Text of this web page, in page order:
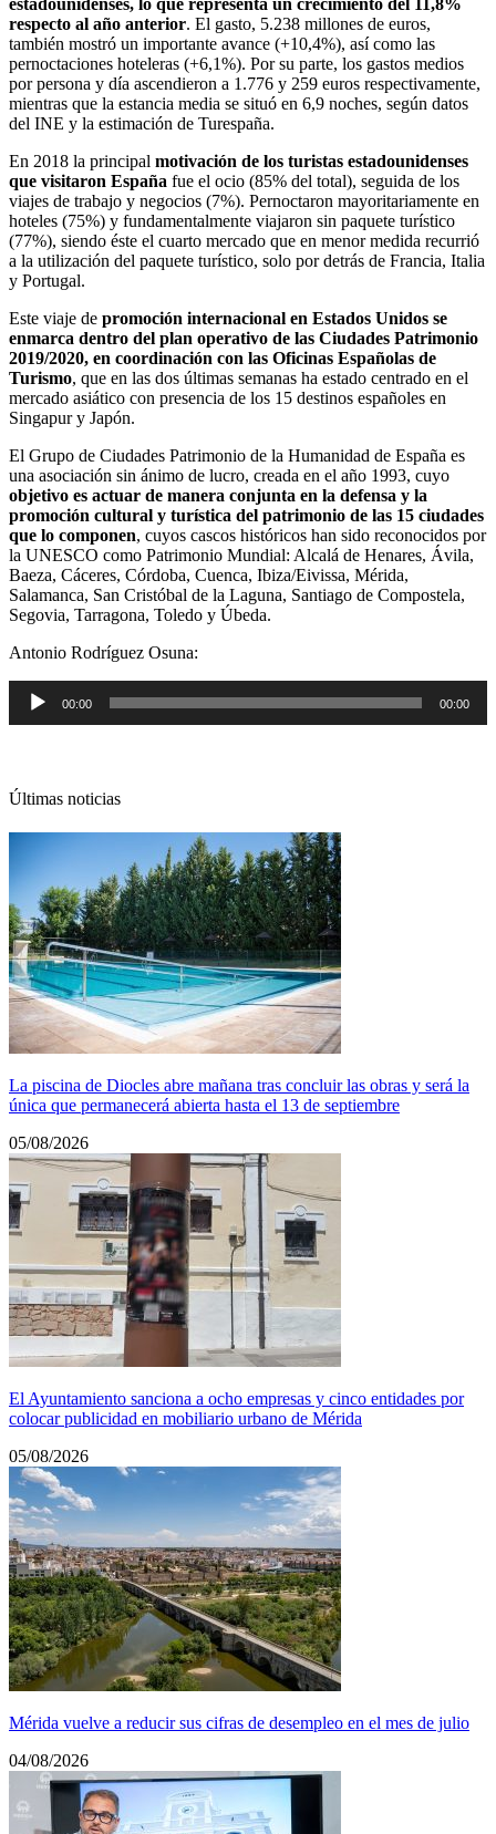
estadounidenses, lo que representa un crecimiento del 11,8%
respecto al año anterior. El gasto, 5.238 millones de euros,
también mostró un importante avance (+10,4%), así como las
pernoctaciones hoteleras (+6,1%). Por su parte, los gastos medios
por persona y día ascendieron a 1.776 y 259 euros respectivamente,
mientras que la estancia media se situó en 6,9 noches, según datos
del INE y la estimación de Turespaña.
En 2018 la principal motivación de los turistas estadounidenses
que visitaron España fue el ocio (85% del total), seguida de los
viajes de trabajo y negocios (7%). Pernoctaron mayoritariamente en
hoteles (75%) y fundamentalmente viajaron sin paquete turístico
(77%), siendo éste el cuarto mercado que en menor medida recurrió
a la utilización del paquete turístico, solo por detrás de Francia, Italia
y Portugal.
Este viaje de promoción internacional en Estados Unidos se
enmarca dentro del plan operativo de las Ciudades Patrimonio
2019/2020, en coordinación con las Oficinas Españolas de
Turismo, que en las dos últimas semanas ha estado centrado en el
mercado asiático con presencia de los 15 destinos españoles en
Singapur y Japón.
El Grupo de Ciudades Patrimonio de la Humanidad de España es
una asociación sin ánimo de lucro, creada en el año 1993, cuyo
objetivo es actuar de manera conjunta en la defensa y la
promoción cultural y turística del patrimonio de las 15 ciudades
que lo componen, cuyos cascos históricos han sido reconocidos por
la UNESCO como Patrimonio Mundial: Alcalá de Henares, Ávila,
Baeza, Cáceres, Córdoba, Cuenca, Ibiza/Eivissa, Mérida,
Salamanca, San Cristóbal de la Laguna, Santiago de Compostela,
Segovia, Tarragona, Toledo y Úbeda.
Antonio Rodríguez Osuna:
Reproductor
audio
00:00 00:00
Últimas noticias
La piscina de Diocles abre mañana tras concluir las obras y será la
única que permanecerá abierta hasta el 13 de septiembre
05/08/2026
El Ayuntamiento sanciona a ocho empresas y cinco entidades por
colocar publicidad en mobiliario urbano de Mérida
05/08/2026
Mérida vuelve a reducir sus cifras de desempleo en el mes de julio
04/08/2026